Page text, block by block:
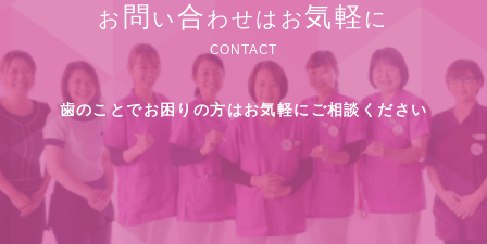
お 問 い合わせはお気軽 に
CONTACT
歯のことでお困りの方はお気軽にご相談ください